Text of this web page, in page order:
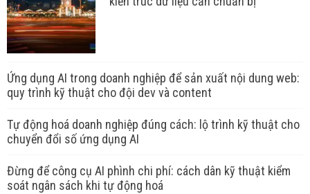
Ứng dụng AI trong doanh nghiệp để sản xuất nội dung web:
quy trình kỹ thuật cho đội dev và content
Tự động hoá doanh nghiệp đúng cách: lộ trình kỹ thuật cho
chuyển đổi số ứng dụng AI
Đừng để công cụ AI phình chi phí: cách dân kỹ thuật kiểm
soát ngân sách khi tự động hoá